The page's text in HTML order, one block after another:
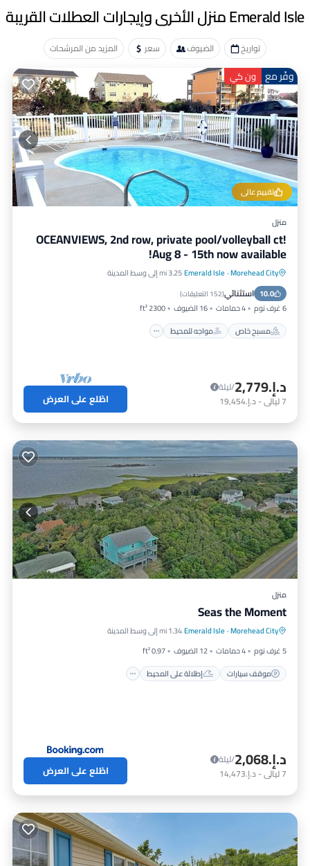
وغيرها الكثير. هذا عقار بتقييم نجومي جيد . تزور Emerald Isle وتحتاج إلى
مكان للإقامة؟ سواء للعمل أو للترفيه، فكّر في الإقامة في هذا منزل في
زيارتك القادمة، ستنبهر به بالتأكيد.
يمكنك الاطلاع على المراجعات ووصف هذا 1 غرفة نوم منزل إذا أردت
معرفة المزيد عن هذا المكان التابع لـ كاساي في Emerald Isle
. هذه
التفاصيل أصلية، إذ يقدمها شريكنا، booking.com.
يتميز Sea Villas East by Emerald Isle Realty في Emerald Isle بتجهيز
كامل وجميع المرافق المذكورة أدناه. يرجى ملاحظة أن booking.com
شاركنا هذه التفاصيل بخصوص “Sea Villas East by Emerald Isle Realty”.
نعتمد حصريًا على ما شاركوه معنا ويُعتبر “دقيقًا”. إذا كان لديك أي
استفسار بشأن المعلومات أو دقة وصف هذا منزل، أخبرنا.
Emerald Isle منزل الأخرى وإيجارات العطلات القريبة
تواريخ الضيوف سعر المزيد من المرشحات
تقييم عالي
وفّر مع ون كي
منزل
OCEANVIEWS, 2nd row, private pool/volleyball ct!
Aug 8 - 15th now available!
Morehead City
·
Emerald Isle3.25 mi إلى وسط المدينة
10.0 استثنائي(152 التعليقات )
6 غرف نوم 4 حمامات 16 الضيوف
2300 ft²
مسبح خاص
مواجه للمحيط
مسبح خاص مواجه للمحيط
موقف سيارات
مسبح
د.إ.‏2,779
/ليلة
7ليالي- د.إ.‏19,454 اطّلع على العرض
منزل
Seas the Moment
Morehead City
·
Emerald Isle1.34 mi إلى وسط المدينة
5 غرف نوم
4 حمامات 12 الضيوف
0.97 ft²
موقف سيارات
إطلالة على المحيط
موقف سيارات
إنترنت
د.إ.‏2,068
/ليلة
7ليالي- د.إ.‏14,473 اطّلع على العرض